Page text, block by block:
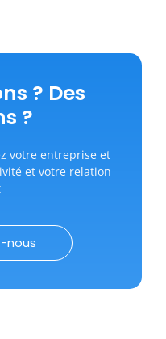
? Des
?
votre entreprise et
et votre relation
nous